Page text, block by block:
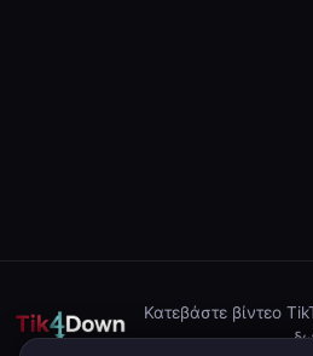
Κατεβάστε βίντεο